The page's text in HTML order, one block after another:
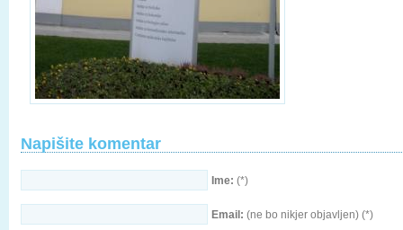
Napišite komentar
Ime: (*)
Email: (ne bo nikjer objavljen) (*)